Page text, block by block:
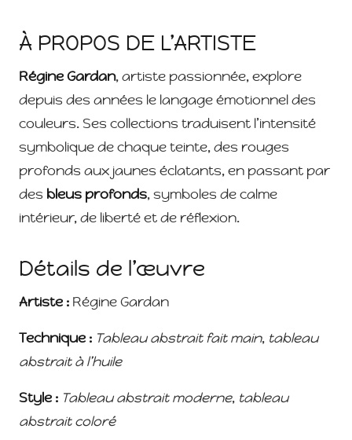
À PROPOS DE L’ARTISTE
Régine Gardan, artiste passionnée, explore
depuis des années le langage émotionnel des
couleurs. Ses collections traduisent l’intensité
symbolique de chaque teinte, des rouges
profonds aux jaunes éclatants, en passant par
des bleus profonds, symboles de calme
intérieur, de liberté et de réflexion.
Détails de l’œuvre
Artiste : Régine Gardan
Technique : Tableau abstrait fait main, tableau
abstrait à l’huile
Style : Tableau abstrait moderne, tableau
abstrait coloré